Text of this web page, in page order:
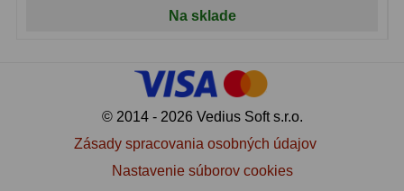
Na sklade
© 2014 - 2026 Vedius Soft s.r.o.
Zásady spracovania osobných údajov
Nastavenie súborov cookies